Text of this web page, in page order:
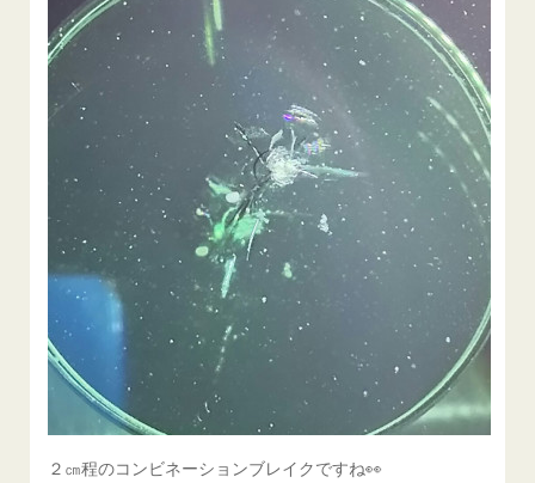
２㎝程のコンビネーションブレイクですね👀